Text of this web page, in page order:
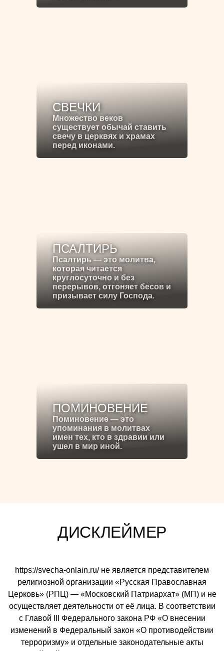
СВЕЧКИ
Множество веков
существует обычай ставить
свечу в церквях и храмах
перед иконами.
ПСАЛТИРЬ
Псалтирь — это молитва,
которая читается
круглосуточно и без
перерывов, отгоняет бесов и
призывает силу Господа.
ПОМИНОВЕНИЕ
Поминовение — это
упоминания в молитвах
имен тех, кто в здравии или
ушел в мир иной.
ДИСКЛЕЙМЕР
https://svecha-onlain.ru/ не является представителем
религиозной организации «Русская Православная
Церковь» (РПЦ) — «Московский Патриархат» (МП) и не
осуществляет деятельности от её лица. В соответствии
с Главой III Федерального закона РФ «О внесении
изменений в Федеральный закон «О противодействии
терроризму» и отдельные законодательные акты